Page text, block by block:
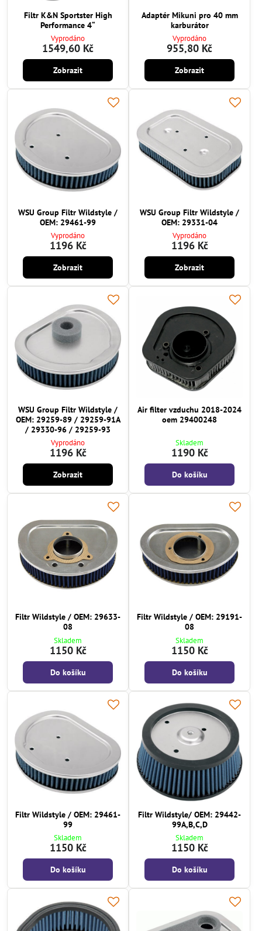
Filtr K&N Sportster High
Performance 4“
Vyprodáno
1549,60 Kč
Zobrazit
Adaptér Mikuni pro 40 mm
karburátor
Vyprodáno
955,80 Kč
Zobrazit
WSU Group Filtr Wildstyle /
OEM: 29461-99
Vyprodáno
1196 Kč
Zobrazit
WSU Group Filtr Wildstyle /
OEM: 29331-04
Vyprodáno
1196 Kč
Zobrazit
WSU Group Filtr Wildstyle /
OEM: 29259-89 / 29259-91A
/ 29330-96 / 29259-93
Vyprodáno
1196 Kč
Zobrazit
Air filter vzduchu 2018-2024
oem 29400248
Skladem
1190 Kč
Do košíku
Filtr Wildstyle / OEM: 29633-
08
Skladem
1150 Kč
Do košíku
Filtr Wildstyle / OEM: 29191-
08
Skladem
1150 Kč
Do košíku
Filtr Wildstyle / OEM: 29461-
99
Skladem
1150 Kč
Do košíku
Filtr Wildstyle/ OEM: 29442-
99A,B,C,D
Skladem
1150 Kč
Do košíku